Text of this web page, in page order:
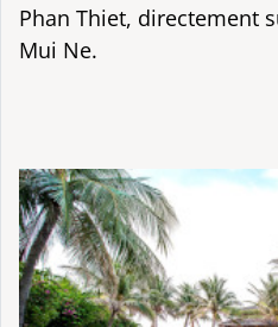
Phan Thiet, directement
Mui Ne.